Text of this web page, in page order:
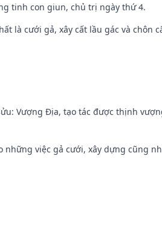
tinh con giun, chủ trị ngày thứ 4.
là cưới gả, xây cất lầu gác và chôn
Vượng Địa, tạo tác được thịnh
những việc gả cưới, xây dựng cũng